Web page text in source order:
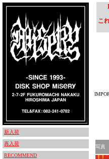
新入荷
再入荷
RECOMMEND
こ
写真